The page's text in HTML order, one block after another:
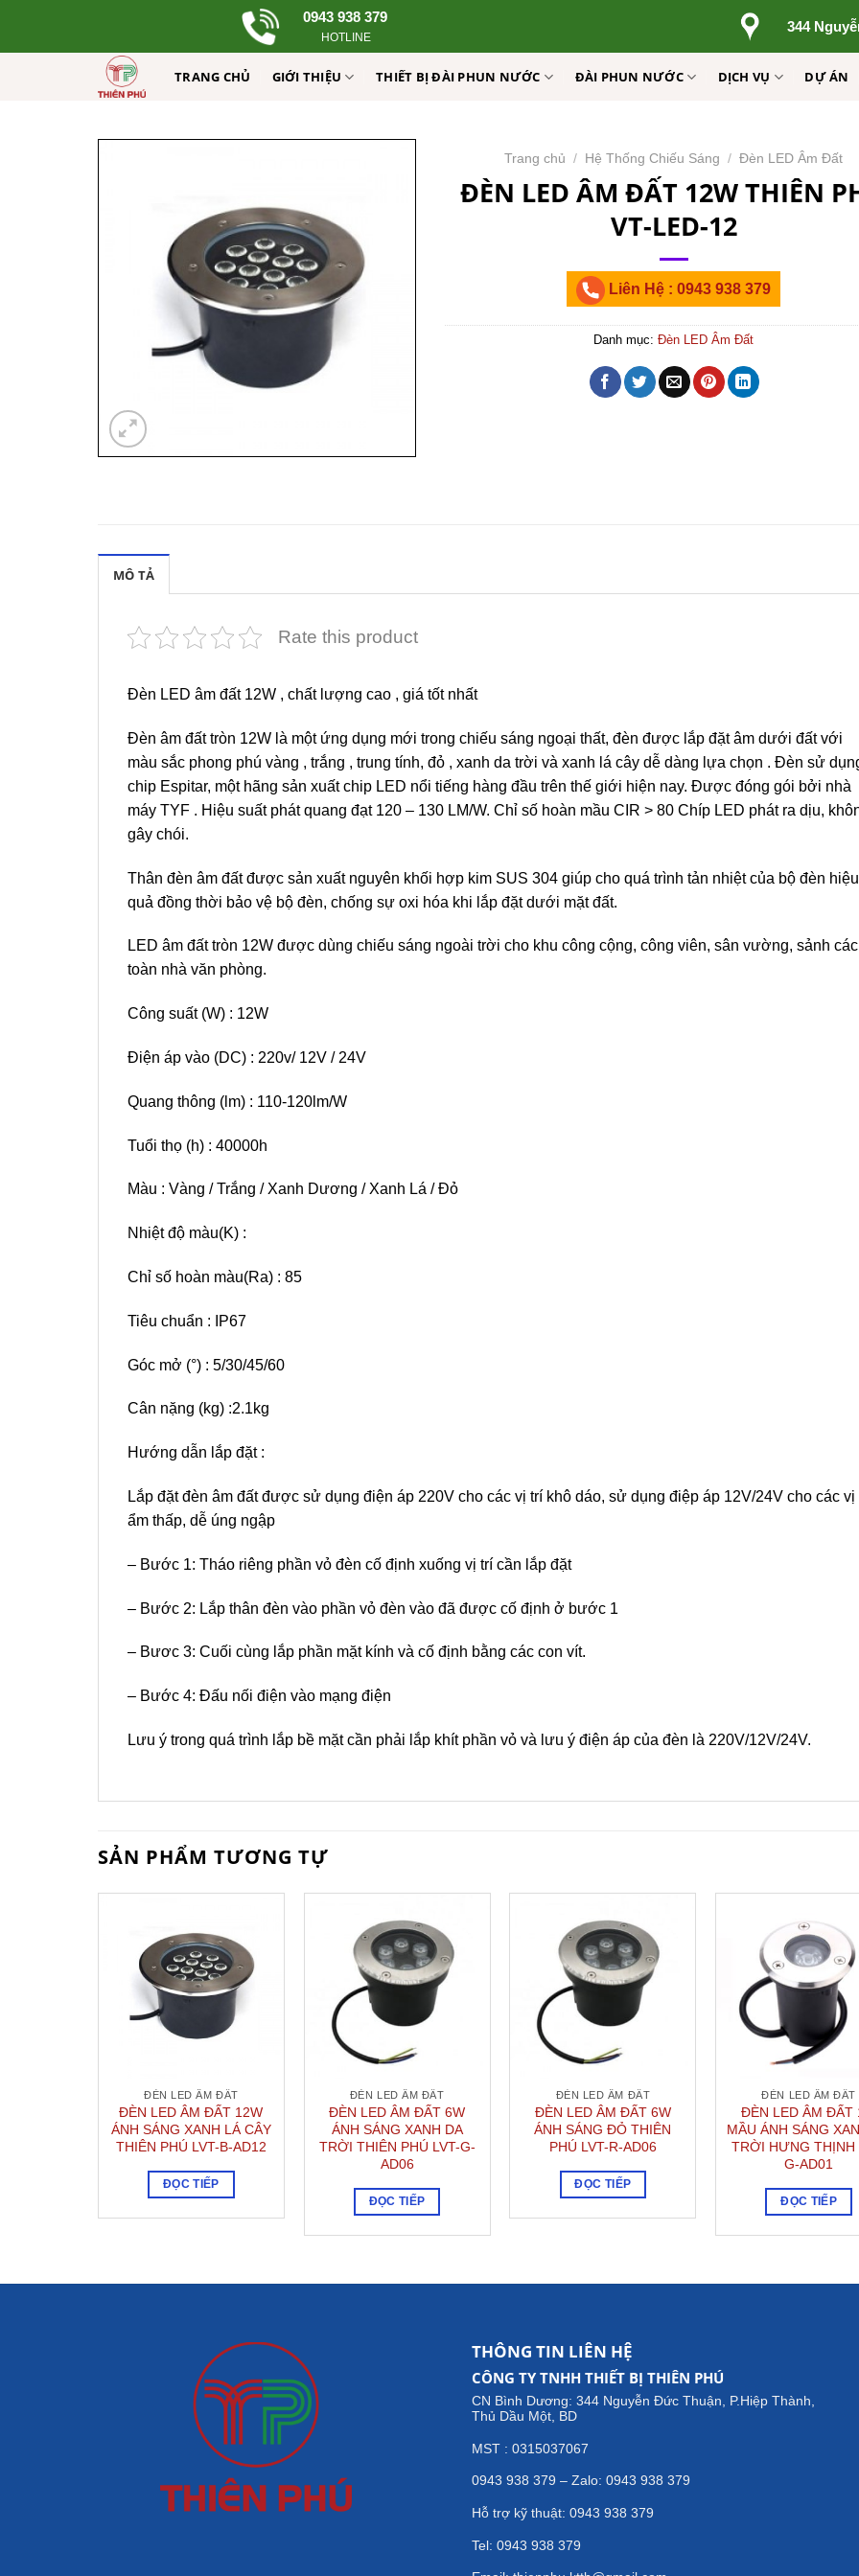
0943 938 379
HOTLINE
344
TRANG CHỦ GIỚI THIỆU THIẾT BỊ ĐÀI PHUN NƯỚC ĐÀI PHUN NƯỚC DỊCH VỤ DỰ ÁN
Trang chủ / Hệ Thống Chiếu Sáng / Đèn LED Âm Đất
ĐÈN LED ÂM ĐẤT 12W THIÊN
VT-LED-12
Liên Hệ : 0943 938 379
Danh mục:Đèn LED Âm Đất
MÔ TẢ
Rate this product
Đèn LED âm đất 12W , chất lượng cao , giá tốt nhất
Đèn âm đất tròn 12W là một ứng dụng mới trong chiếu sáng ngoại thất, đèn được lắp đặt âm dưới đất với
màu sắc phong phú vàng , trắng , trung tính, đỏ , xanh da trời và xanh lá cây dễ dàng lựa chọn . Đèn sử
chip Espitar, một hãng sản xuất chip LED nổi tiếng hàng đầu trên thế giới hiện nay. Được đóng gói bởi nhà
máy TYF . Hiệu suất phát quang đạt 120 – 130 LM/W. Chỉ số hoàn mầu CIR > 80 Chíp LED phát ra dịu,
gây chói.
Thân đèn âm đất được sản xuất nguyên khối hợp kim SUS 304 giúp cho quá trình tản nhiệt của bộ đèn hiệu
quả đồng thời bảo vệ bộ đèn, chống sự oxi hóa khi lắp đặt dưới mặt đất.
LED âm đất tròn 12W được dùng chiếu sáng ngoài trời cho khu công cộng, công viên, sân vường, sảnh các
toàn nhà văn phòng.
Công suất (W) : 12W
Điện áp vào (DC) : 220v/ 12V / 24V
Quang thông (lm) : 110-120lm/W
Tuổi thọ (h) : 40000h
Màu : Vàng / Trắng / Xanh Dương / Xanh Lá / Đỏ
Nhiệt độ màu(K) :
Chỉ số hoàn màu(Ra) : 85
Tiêu chuẩn : IP67
Góc mở (°) : 5/30/45/60
Cân nặng (kg) :2.1kg
Hướng dẫn lắp đặt :
Lắp đặt đèn âm đất được sử dụng điện áp 220V cho các vị trí khô dáo, sử dụng điệp áp 12V/24V cho các vị
ẩm thấp, dễ úng ngập
– Bước 1: Tháo riêng phần vỏ đèn cố định xuống vị trí cần lắp đặt
– Bước 2: Lắp thân đèn vào phần vỏ đèn vào đã được cố định ở bước 1
– Bươc 3: Cuối cùng lắp phần mặt kính và cố định bằng các con vít.
– Bước 4: Đấu nối điện vào mạng điện
Lưu ý trong quá trình lắp bề mặt cần phải lắp khít phần vỏ và lưu ý điện áp của đèn là 220V/12V/24V.
SẢN PHẨM TƯƠNG TỰ
ĐÈN LED ÂM ĐẤT
ĐÈN LED ÂM ĐẤT 12W
ÁNH SÁNG XANH LÁ CÂY
THIÊN PHÚ LVT-B-AD12
ĐỌC TIẾP
ĐÈN LED ÂM ĐẤT
ĐÈN LED ÂM ĐẤT 6W
ÁNH SÁNG XANH DA
TRỜI THIÊN PHÚ LVT-G-
AD06
ĐỌC TIẾP
ĐÈN LED ÂM ĐẤT
ĐÈN LED ÂM ĐẤT 6W
ÁNH SÁNG ĐỎ THIÊN
PHÚ LVT-R-AD06
ĐỌC TIẾP
ĐÈN LED ÂM ĐẤT
ĐÈN LED ÂM ĐẤT
MẦU ÁNH SÁNG
TRỜI HƯNG THỊNH
G-AD01
ĐỌC TIẾP
THÔNG TIN LIÊN HỆ
CÔNG TY TNHH THIẾT BỊ THIÊN PHÚ
CN Bình Dương: 344 Nguyễn Đức Thuận, P.Hiệp Thành,
Thủ Dầu Một, BD
MST : 0315037067
0943 938 379 – Zalo: 0943 938 379
Hỗ trợ kỹ thuật: 0943 938 379
Tel: 0943 938 379